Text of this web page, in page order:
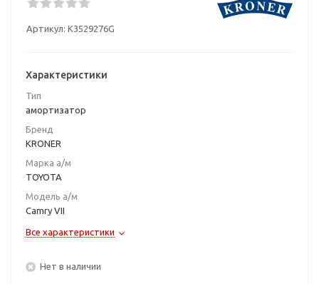
Артикул: K3529276G
Характеристики
Тип
амортизатор
Бренд
KRONER
Марка а/м
TOYOTA
Модель а/м
Camry VII
Все характеристики
Нет в наличии